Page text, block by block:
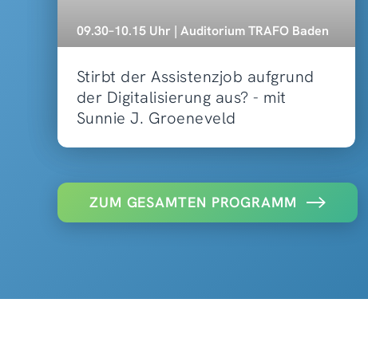
09.30–10.15 Uhr | Auditorium TRAFO Baden
Stirbt der Assistenzjob aufgrund
der Digitalisierung aus? - mit
Sunnie J. Groeneveld
ZUM GESAMTEN PROGRAMM